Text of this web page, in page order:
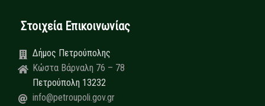
Στοιχεία Επικοινωνίας
Δήμος Πετρούπολης
Κώστα Βάρναλη 76 – 78
Πετρούπολη 13232
info@petroupoli.gov.gr